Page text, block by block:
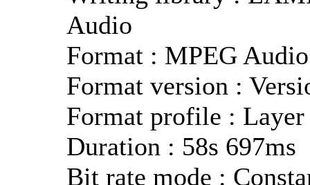
Audio
Format : MPEG Audio
Format version :
Format profile : Layer
Duration : 58s 697ms
Bit rate mode :